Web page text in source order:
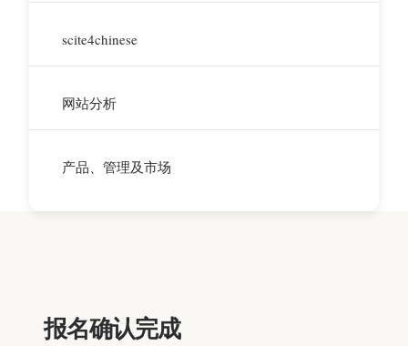
scite4chinese
网站分析
产品、管理及市场
报名确认完成